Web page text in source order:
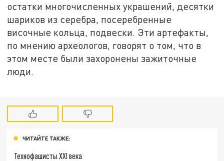
остатки многочисленных украшений, десятки
шариков из серебра, посеребренные
височные кольца, подвески. Эти артефакты,
по мнению археологов, говорят о том, что в
этом месте были захоронены зажиточные
люди.
ЧИТАЙТЕ ТАКЖЕ:
Технофашисты XXI века